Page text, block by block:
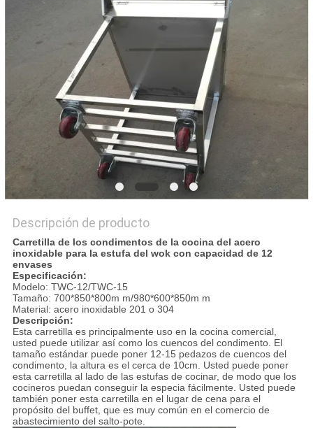
DEL
PRIVACY
POLICY
Descripción de producto
Carretilla de los condimentos de la cocina del acero
inoxidable para la estufa del wok con capacidad de 12
envases
Especificación:
Modelo: TWC-12/TWC-15
Tamaño: 700*850*800m m/980*600*850m m
Material: acero inoxidable 201 o 304
Descripción:
Esta carretilla es principalmente uso en la cocina comercial,
usted puede utilizar así como los cuencos del condimento. El
tamaño estándar puede poner 12-15 pedazos de cuencos del
condimento, la altura es el cerca de 10cm. Usted puede poner
esta carretilla al lado de las estufas de cocinar, de modo que los
cocineros puedan conseguir la especia fácilmente. Usted puede
también poner esta carretilla en el lugar de cena para el
propósito del buffet, que es muy común en el comercio de
abastecimiento del salto-pote.